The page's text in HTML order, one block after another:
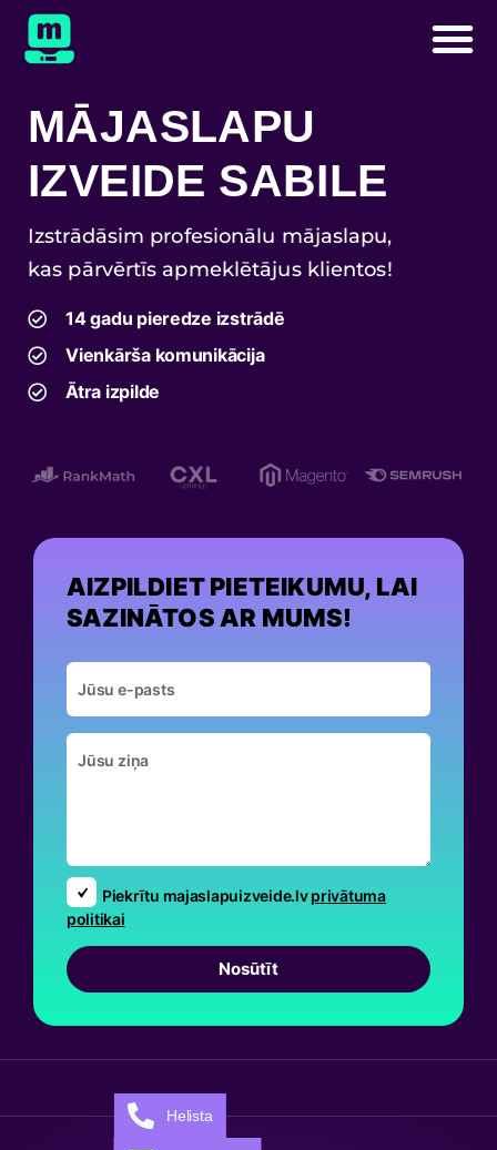
MĀJASLAPU
IZVEIDE SABILE
Izstrādāsim profesionālu mājaslapu,
kas pārvērtīs apmeklētājus klientos!
14 gadu pieredze izstrādē
Vienkārša komunikācija
Ātra izpilde
AIZPILDIET PIETEIKUMU, LAI
SAZINĀTOS AR MUMS!
Piekrītu majaslapuizveide.lvprivātuma
politikai
Nosūtīt
Helista